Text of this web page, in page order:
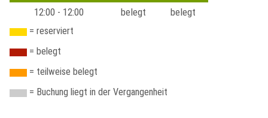
Gästebeitrag
Gästestimmen
Sehenswürdigkeiten
Borkum kulinarisch
Natur auf Borkum
Türme und Seezeichen
Borkum im Winter
Kleingedrucktes
Impressum
12:00 - 12:00 belegt belegt
= reserviert
= belegt
= teilweise belegt
= Buchung liegt in der Vergangenheit